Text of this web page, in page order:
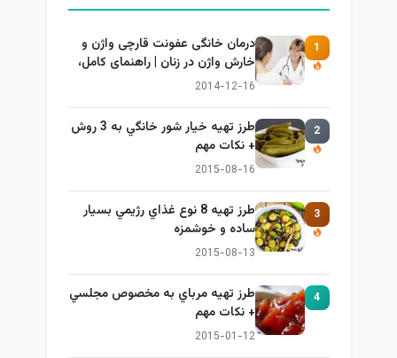
1
درمان خانگی عفونت قارچی واژن و
خارش واژن در زنان | راهنمای کامل،
ایمن و کاربردی
2014-12-16
2
طرز تهيه خیار شور خانگي به 3 روش
+ نكات مهم
2015-08-16
3
طرز تهيه 8 نوع غذاي رژيمي بسيار
ساده و خوشمزه
2015-08-13
4
طرز تهيه مرباي به مخصوص مجلسي
+ نكات مهم
2015-01-12